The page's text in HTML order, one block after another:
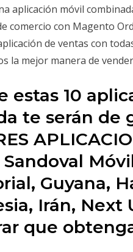
aplicación móvil
comercio con Magento
de ventas con
la mejor manera de
estas 10
te serán de
Guyana,
Irán, Next
que